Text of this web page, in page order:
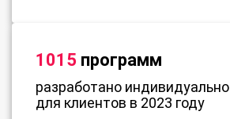
1015 программ
разработано индивидуально
для клиентов в 2023 году